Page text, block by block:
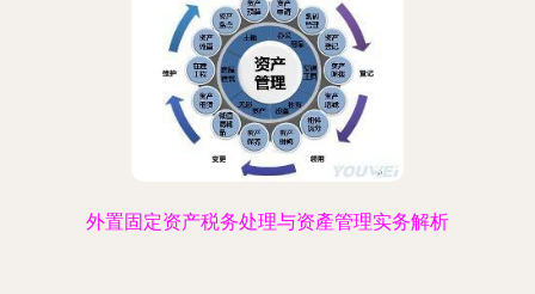
外置固定资产税务处理与资產管理实务解析